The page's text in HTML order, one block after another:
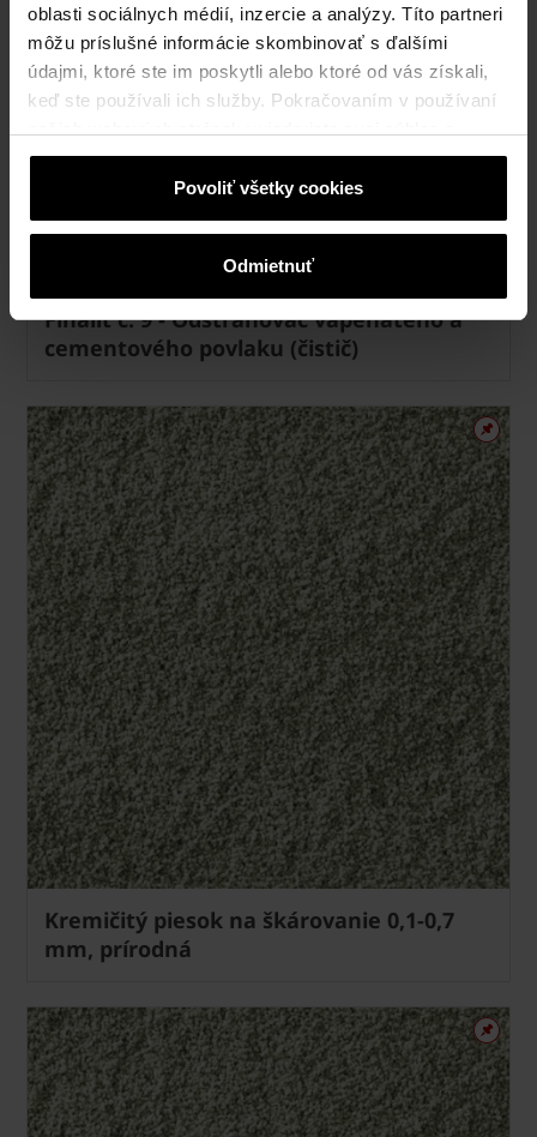
oblasti sociálnych médií, inzercie a analýzy. Títo partneri
môžu príslušné informácie skombinovať s ďalšími
údajmi, ktoré ste im poskytli alebo ktoré od vás získali,
keď ste používali ich služby. Pokračovaním v používaní
cookies na webovej stránke.
Povoliť všetky cookies
Odmietnuť
Finalit č. 9 - Odstraňovač vápenatého a
cementového povlaku (čistič)
Kremičitý piesok na škárovanie 0,1-0,7
mm, prírodná